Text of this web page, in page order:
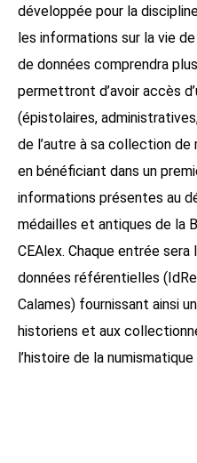
développée pour la
les informations sur la vie
de données comprendra
permettront d’avoir accès
(épistolaires,
de l’autre à sa collection
en bénéficiant dans un
informations présentes au
médailles et antiques de la
CEAlex. Chaque entrée sera
données référentielles
Calames) fournissant ainsi
historiens et aux
l’histoire de la